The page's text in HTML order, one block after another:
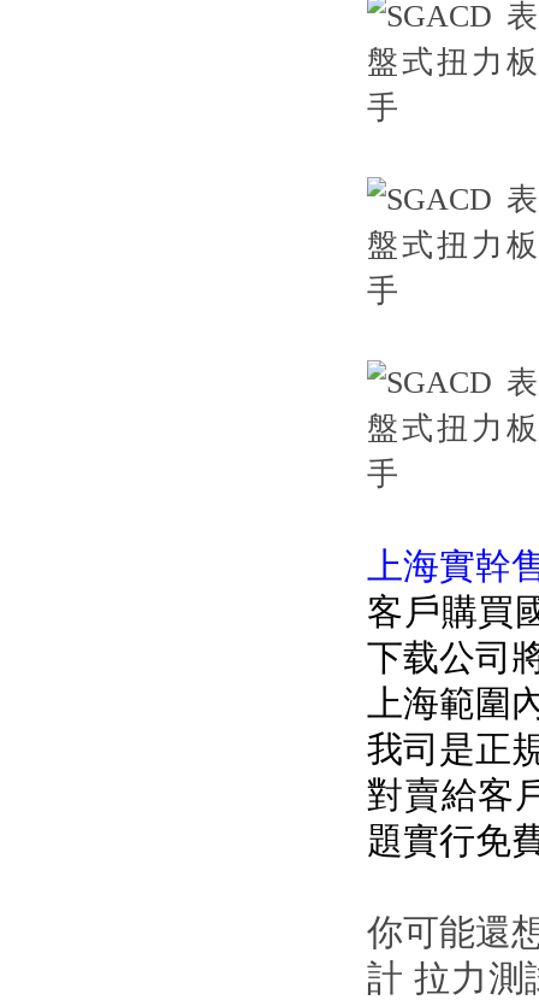
上海實幹售
客戶購買國
下载公司將
上海範圍內
我司是正規
對賣給客
題實行免費
你可能還
計 拉力測